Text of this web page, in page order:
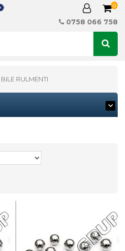
0
0758 066 758
BILE RULMENTI